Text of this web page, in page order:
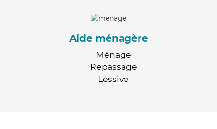
Aide ménagère
Ménage
Repassage
Lessive